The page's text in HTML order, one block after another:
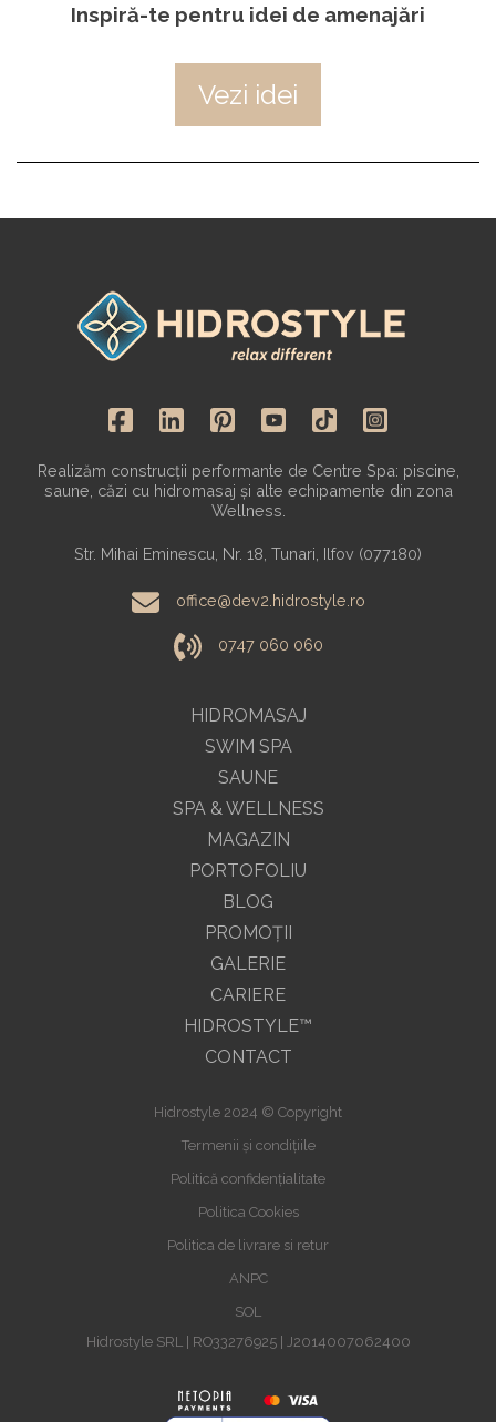
Inspiră-te pentru idei de amenajări
Vezi idei
HIDROMASAJ
SWIM SPA
SAUNE
SPA & WELLNESS
MAGAZIN
Realizăm construcții performante de Centre Spa: piscine,
saune, căzi cu hidromasaj și alte echipamente din zona
Wellness.
Str. Mihai Eminescu, Nr. 18, Tunari, Ilfov (077180)
office@dev2.hidrostyle.ro
0747 060 060
PORTOFOLIU
BLOG
PROMOŢII
GALERIE
CARIERE
HIDROSTYLE™
CONTACT
Hidrostyle 2024 © Copyright
Termenii și condițiile
Politică confidențialitate
Politica Cookies
Politica de livrare si retur
ANPC
SOL
Hidrostyle SRL | RO33276925 | J2014007062400